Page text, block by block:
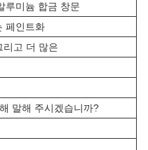
루미늄 합금 창문
페인트화
리고 더 많은
말해 주시겠습니까?